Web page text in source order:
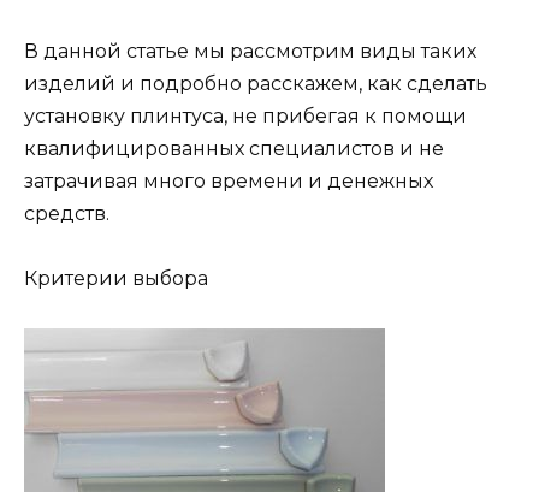
В данной статье мы рассмотрим виды таких
изделий и подробно расскажем, как сделать
установку плинтуса, не прибегая к помощи
квалифицированных специалистов и не
затрачивая много времени и денежных
средств.
Критерии выбора